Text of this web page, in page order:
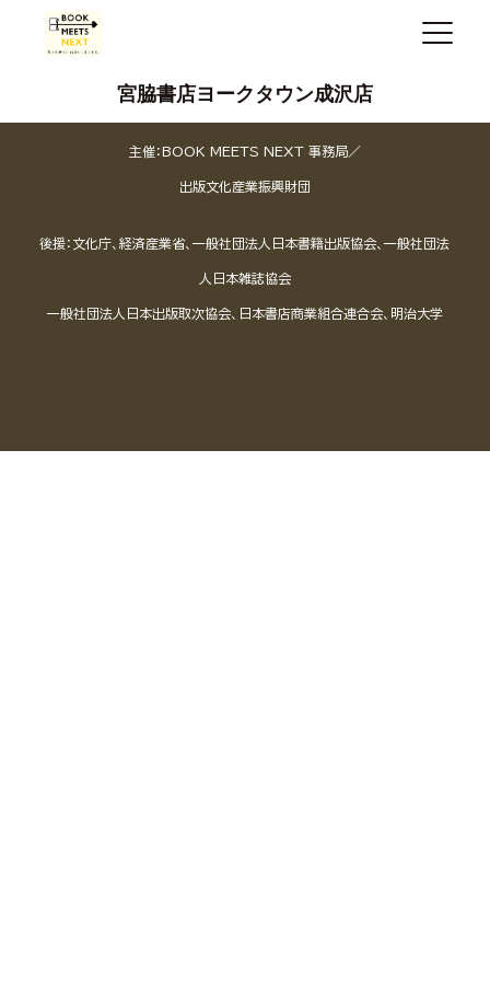
宮脇書店ヨークタウン成沢店
主催：BOOK MEETS NEXT 事務局／
出版文化産業振興財団
後援：文化庁、経済産業省、一般社団法人日本書籍出版協会、一般社団法
人日本雑誌協会
一般社団法人日本出版取次協会、日本書店商業組合連合会、明治大学